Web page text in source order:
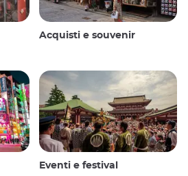
Acquisti e souvenir
Eventi e festival